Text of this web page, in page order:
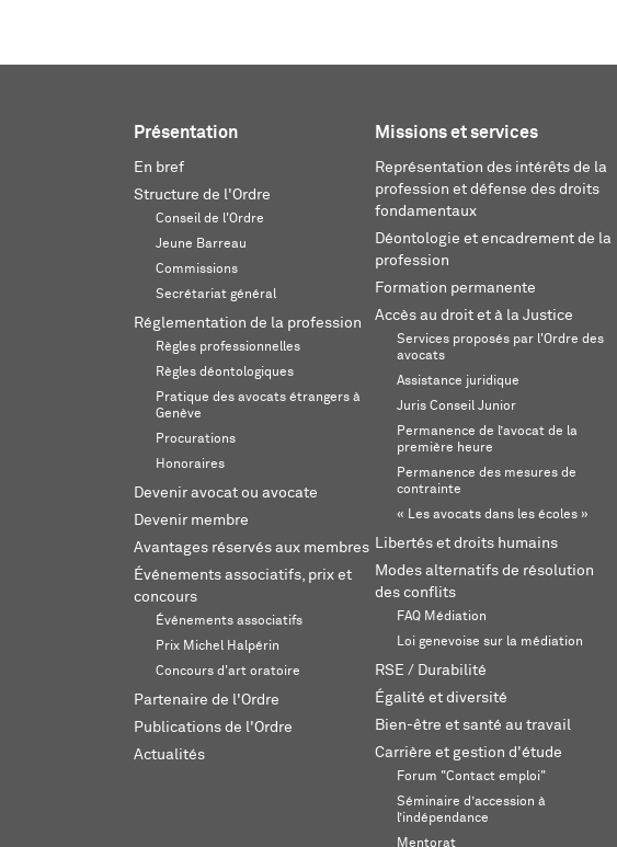
Présentation
En bref
Structure de l'Ordre
Conseil de l'Ordre
Jeune Barreau
Commissions
Secrétariat général
Réglementation de la profession
Règles professionnelles
Règles déontologiques
Pratique des avocats étrangers à
Genève
Procurations
Honoraires
Devenir avocat ou avocate
Devenir membre
Avantages réservés aux membres
Événements associatifs, prix et
concours
Événements associatifs
Prix Michel Halpérin
Concours d'art oratoire
Partenaire de l'Ordre
Publications de l'Ordre
Actualités
Missions et services
Représentation des intérêts de la
profession et défense des droits
fondamentaux
Déontologie et encadrement de la
profession
Formation permanente
Accès au droit et à la Justice
Services proposés par l'Ordre des
avocats
Assistance juridique
Juris Conseil Junior
Permanence de l’avocat de la
première heure
Permanence des mesures de
contrainte
« Les avocats dans les écoles »
Libertés et droits humains
Modes alternatifs de résolution
des conflits
FAQ Médiation
Loi genevoise sur la médiation
RSE / Durabilité
Égalité et diversité
Bien-être et santé au travail
Carrière et gestion d'étude
Forum "Contact emploi"
Séminaire d’accession à
l’indépendance
Mentorat